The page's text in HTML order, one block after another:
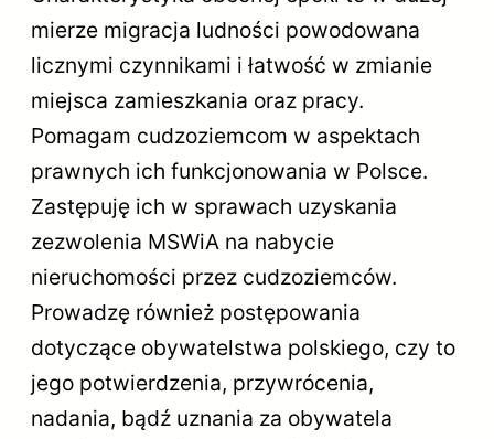
mierze migracja ludności powodowana
licznymi czynnikami i łatwość w zmianie
miejsca zamieszkania oraz pracy.
Pomagam cudzoziemcom w aspektach
prawnych ich funkcjonowania w Polsce.
Zastępuję ich w sprawach uzyskania
zezwolenia MSWiA na nabycie
nieruchomości przez cudzoziemców.
Prowadzę również postępowania
dotyczące obywatelstwa polskiego, czy to
jego potwierdzenia, przywrócenia,
nadania, bądź uznania za obywatela